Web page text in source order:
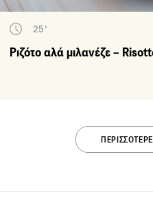
25'
Ριζότο αλά μιλανέζε –